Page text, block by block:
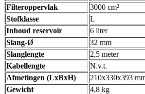
Filteroppervlak
3000 cm²
Stofklasse
L
Inhoud reservoir
6 liter
Slang-Ø
32 mm
Slanglengte
2,5 meter
Kabellengte
N.v.t.
Afmetingen (LxBxH)
210x330x393
Gewicht
4,8 kg